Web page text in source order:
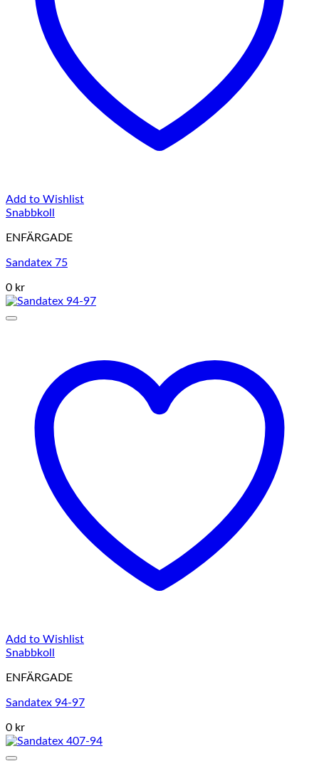
Add to Wishlist
Snabbkoll
ENFÄRGADE
Sandatex 75
0 kr
Add to Wishlist
Snabbkoll
ENFÄRGADE
Sandatex 94-97
0 kr